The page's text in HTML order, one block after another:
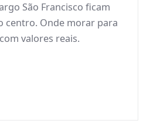
São Francisco ficam
centro. Onde morar para
valores reais.